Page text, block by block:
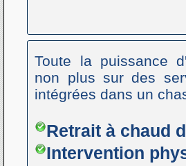
Toute la puissance
non plus sur des
intégrées dans un
Retrait à chaud
Intervention